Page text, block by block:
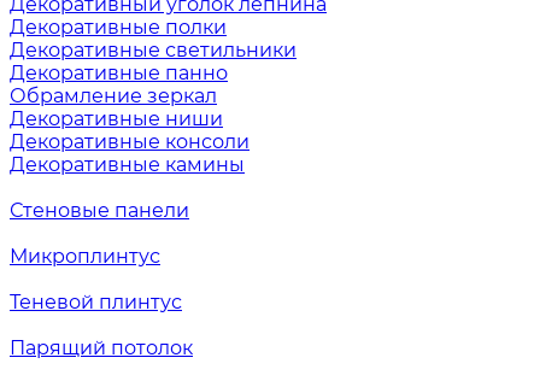
Декоративные полки
Декоративные светильники
Декоративные панно
Обрамление зеркал
Декоративные ниши
Декоративные консоли
Декоративные камины
Стеновые панели
Микроплинтус
Теневой плинтус
Парящий потолок